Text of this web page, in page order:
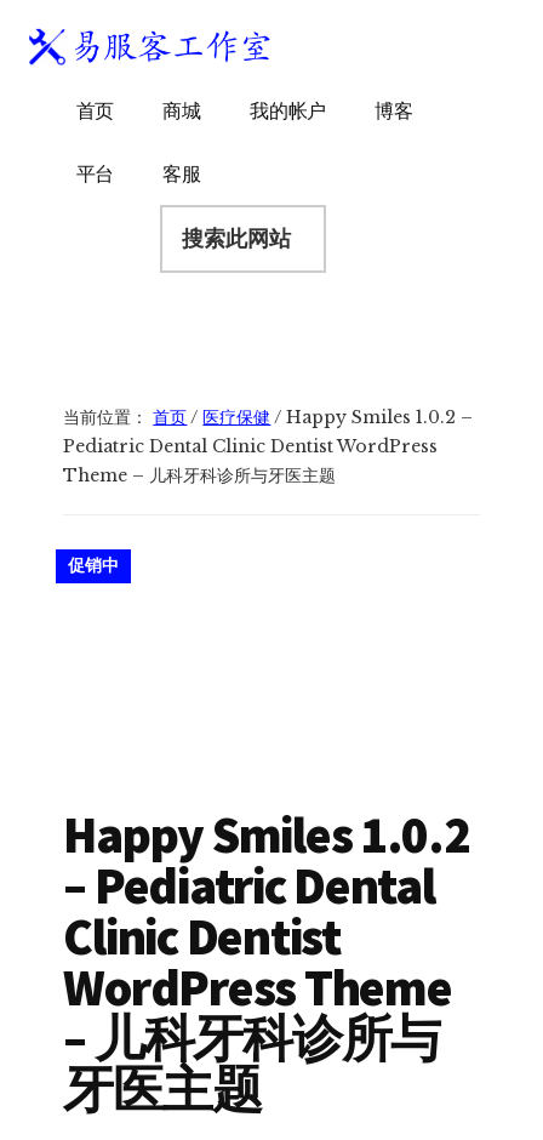
附
加
首页 商城 我的帐户 博客
平台
客服
当前位置：首页/ 医疗保健 / Happy Smiles 1.0.2 –
Pediatric Dental Clinic Dentist WordPress
Theme – 儿科牙科诊所与牙医主题
促销中
Happy Smiles 1.0.2
– Pediatric Dental
Clinic Dentist
WordPress Theme
– 儿科牙科诊所与
牙医主题